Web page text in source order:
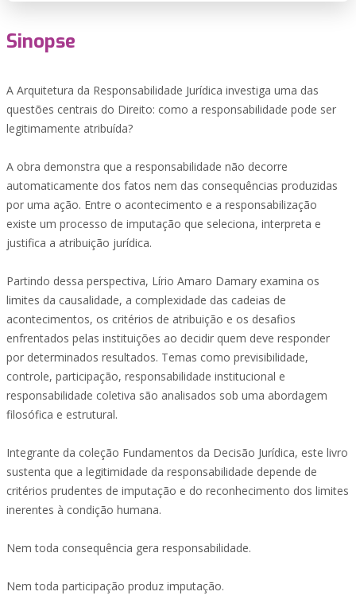
Sinopse
A Arquitetura da Responsabilidade Jurídica investiga uma das
questões centrais do Direito: como a responsabilidade pode ser
legitimamente atribuída?
A obra demonstra que a responsabilidade não decorre
automaticamente dos fatos nem das consequências produzidas
por uma ação. Entre o acontecimento e a responsabilização
existe um processo de imputação que seleciona, interpreta e
justifica a atribuição jurídica.
Partindo dessa perspectiva, Lírio Amaro Damary examina os
limites da causalidade, a complexidade das cadeias de
acontecimentos, os critérios de atribuição e os desafios
enfrentados pelas instituições ao decidir quem deve responder
por determinados resultados. Temas como previsibilidade,
controle, participação, responsabilidade institucional e
responsabilidade coletiva são analisados sob uma abordagem
filosófica e estrutural.
Integrante da coleção Fundamentos da Decisão Jurídica, este livro
sustenta que a legitimidade da responsabilidade depende de
critérios prudentes de imputação e do reconhecimento dos limites
inerentes à condição humana.
Nem toda consequência gera responsabilidade.
Nem toda participação produz imputação.